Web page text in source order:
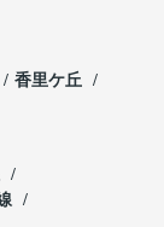
香里ケ丘